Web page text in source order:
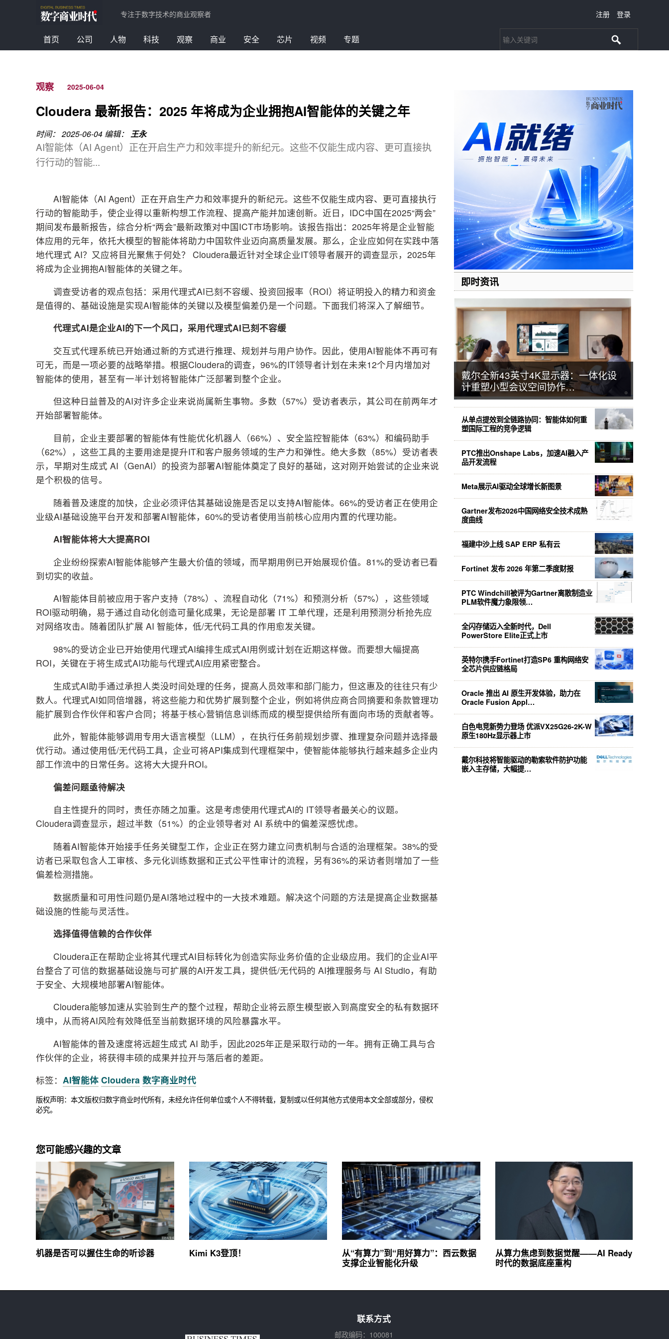
专注于数字技术的商业观察者 注册 登录
首页 公司 人物 科技 观察 商业 安全 芯片 视频 专题
观察 2025-06-04
Cloudera 最新报告：2025 年将成为企业拥抱AI智能体的关键之年
时间： 2025-06-04编辑： 王永
AI智能体（AI Agent）正在开启生产力和效率提升的新纪元。这些不仅能生成内容、更可直接执
行行动的智能...
AI智能体（AI Agent）正在开启生产力和效率提升的新纪元。这些不仅能生成内容、更可直接执行
行动的智能助手，使企业得以重新构想工作流程、提高产能并加速创新。近日，IDC中国在2025“两会”
期间发布最新报告，综合分析“两会”最新政策对中国ICT市场影响。该报告指出：2025年将是企业智能
体应用的元年，依托大模型的智能体将助力中国软件业迈向高质量发展。那么，企业应如何在实践中落
地代理式 AI？又应将目光聚焦于何处？ Cloudera最近针对全球企业IT领导者展开的调查显示，2025年
将成为企业拥抱AI智能体的关键之年。
调查受访者的观点包括：采用代理式AI已刻不容缓、投资回报率（ROI）将证明投入的精力和资金
是值得的、基础设施是实现AI智能体的关键以及模型偏差仍是一个问题。下面我们将深入了解细节。
代理式AI是企业AI的下一个风口，采用代理式AI已刻不容缓
交互式代理系统已开始通过新的方式进行推理、规划并与用户协作。因此，使用AI智能体不再可有
可无，而是一项必要的战略举措。根据Cloudera的调查，96%的IT领导者计划在未来12个月内增加对
智能体的使用，甚至有一半计划将智能体广泛部署到整个企业。
但这种日益普及的AI对许多企业来说尚属新生事物。多数（57%）受访者表示，其公司在前两年才
开始部署智能体。
目前，企业主要部署的智能体有性能优化机器人（66%）、安全监控智能体（63%）和编码助手
（62%），这些工具的主要用途是提升IT和客户服务领域的生产力和弹性。绝大多数（85%）受访者表
示，早期对生成式 AI（GenAI）的投资为部署AI智能体奠定了良好的基础，这对刚开始尝试的企业来说
是个积极的信号。
随着普及速度的加快，企业必须评估其基础设施是否足以支持AI智能体。66%的受访者正在使用企
业级AI基础设施平台开发和部署AI智能体，60%的受访者使用当前核心应用内置的代理功能。
AI智能体将大大提高ROI
企业纷纷探索AI智能体能够产生最大价值的领域，而早期用例已开始展现价值。81%的受访者已看
到切实的收益。
AI智能体目前被应用于客户支持（78%）、流程自动化（71%）和预测分析（57%），这些领域
ROI驱动明确，易于通过自动化创造可量化成果，无论是部署 IT 工单代理，还是利用预测分析抢先应
对网络攻击。随着团队扩展 AI 智能体，低/无代码工具的作用愈发关键。
98%的受访企业已开始使用代理式AI编排生成式AI用例或计划在近期这样做。而要想大幅提高
ROI，关键在于将生成式AI功能与代理式AI应用紧密整合。
生成式AI助手通过承担人类没时间处理的任务，提高人员效率和部门能力，但这惠及的往往只有少
数人。代理式AI如同倍增器，将这些能力和优势扩展到整个企业，例如将供应商合同摘要和条款管理功
能扩展到合作伙伴和客户合同；将基于核心营销信息训练而成的模型提供给所有面向市场的贡献者等。
此外，智能体能够调用专用大语言模型（LLM），在执行任务前规划步骤、推理复杂问题并选择最
优行动。通过使用低/无代码工具，企业可将API集成到代理框架中，使智能体能够执行越来越多企业内
部工作流中的日常任务。这将大大提升ROI。
偏差问题亟待解决
自主性提升的同时，责任亦随之加重。这是考虑使用代理式AI的 IT领导者最关心的议题。
Cloudera调查显示，超过半数（51%）的企业领导者对 AI 系统中的偏差深感忧虑。
随着AI智能体开始接手任务关键型工作，企业正在努力建立问责机制与合适的治理框架。38%的受
访者已采取包含人工审核、多元化训练数据和正式公平性审计的流程，另有36%的采访者则增加了一些
偏差检测措施。
数据质量和可用性问题仍是AI落地过程中的一大技术难题。解决这个问题的方法是提高企业数据基
础设施的性能与灵活性。
选择值得信赖的合作伙伴
Cloudera正在帮助企业将其代理式AI目标转化为创造实际业务价值的企业级应用。我们的企业AI平
台整合了可信的数据基础设施与可扩展的AI开发工具，提供低/无代码的 AI推理服务与 AI Studio，有助
于安全、大规模地部署AI智能体。
Cloudera能够加速从实验到生产的整个过程，帮助企业将云原生模型嵌入到高度安全的私有数据环
境中，从而将AI风险有效降低至当前数据环境的风险暴露水平。
AI智能体的普及速度将远超生成式 AI 助手，因此2025年正是采取行动的一年。拥有正确工具与合
作伙伴的企业，将获得丰硕的成果并拉开与落后者的差距。
标签： AI智能体 Cloudera 数字商业时代
版权声明：本文版权归数字商业时代所有，未经允许任何单位或个人不得转载，复制或以任何其他方式使用本文全部或部分，侵权
必究。
即时资讯
戴尔全新43英寸4K显示器：一体化设
计重塑小型会议空间协作…
从单点提效到全链路协同：智能体如何重
塑国际工程的竞争逻辑
PTC推出Onshape Labs，加速AI融入产
品开发流程
Meta展示AI驱动全球增长新图景
Gartner发布2026中国网络安全技术成熟
度曲线
福建中沙上线 SAP ERP 私有云
Fortinet 发布 2026 年第二季度财报
PTC Windchill被评为Gartner离散制造业
PLM软件魔力象限领…
全闪存储迈入全新时代，Dell
PowerStore Elite正式上市
英特尔携手Fortinet打造SP6 重构网络安
全芯片供应链格局
Oracle 推出 AI 原生开发体验，助力在
Oracle Fusion Appl…
白色电竞新势力登场 优派VX25G26-2K-W
原生180Hz显示器上市
戴尔科技将智能驱动的勒索软件防护功能
嵌入主存储，大幅提…
您可能感兴趣的文章
机器是否可以握住生命的听诊器 Kimi K3登顶！
从“有算力”到“用好算力”：西云数据
支撑企业智能化升级
从算力焦虑到数据觉醒——AI Ready
时代的数据底座重构
联系方式
邮政编码：100081